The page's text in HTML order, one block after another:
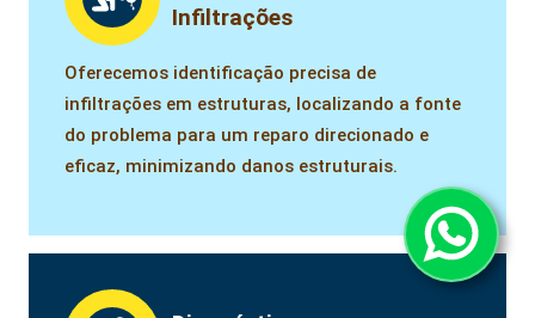
Infiltrações
Oferecemos identificação precisa de
infiltrações em estruturas, localizando a fonte
do problema para um reparo direcionado e
eficaz, minimizando danos estruturais.